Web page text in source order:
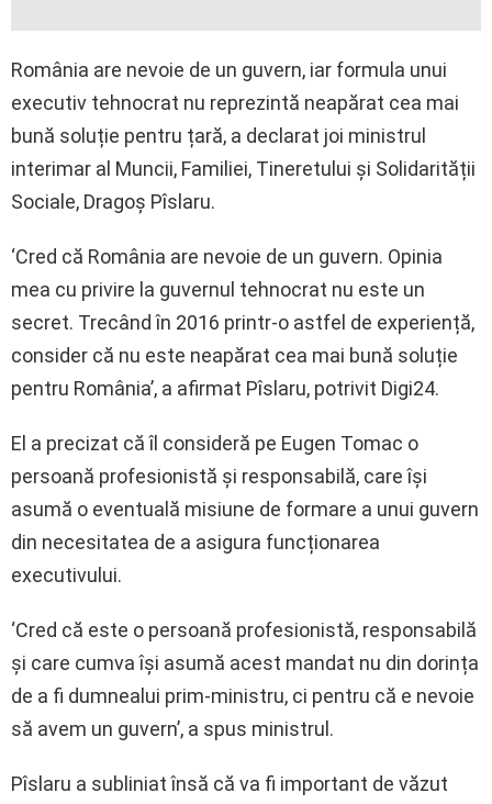
România are nevoie de un guvern, iar formula unui
executiv tehnocrat nu reprezintă neapărat cea mai
bună soluție pentru țară, a declarat joi ministrul
interimar al Muncii, Familiei, Tineretului și Solidarității
Sociale, Dragoș Pîslaru.
‘Cred că România are nevoie de un guvern. Opinia
mea cu privire la guvernul tehnocrat nu este un
secret. Trecând în 2016 printr-o astfel de experiență,
consider că nu este neapărat cea mai bună soluție
pentru România’, a afirmat Pîslaru, potrivit Digi24.
El a precizat că îl consideră pe Eugen Tomac o
persoană profesionistă și responsabilă, care își
asumă o eventuală misiune de formare a unui guvern
din necesitatea de a asigura funcționarea
executivului.
‘Cred că este o persoană profesionistă, responsabilă
și care cumva își asumă acest mandat nu din dorința
de a fi dumnealui prim-ministru, ci pentru că e nevoie
să avem un guvern’, a spus ministrul.
Pîslaru a subliniat însă că va fi important de văzut